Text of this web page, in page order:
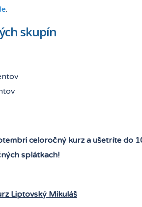
.
skupín
celoročný kurz a ušetríte do
splátkach!
Liptovský Mikuláš